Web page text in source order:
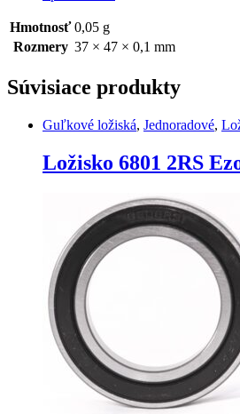
Hmotnosť 0,05 g
Rozmery 37 × 47 × 0,1 mm
Súvisiace produkty
Guľkové ložiská, Jednoradové,
Ložisko 6801 2RS